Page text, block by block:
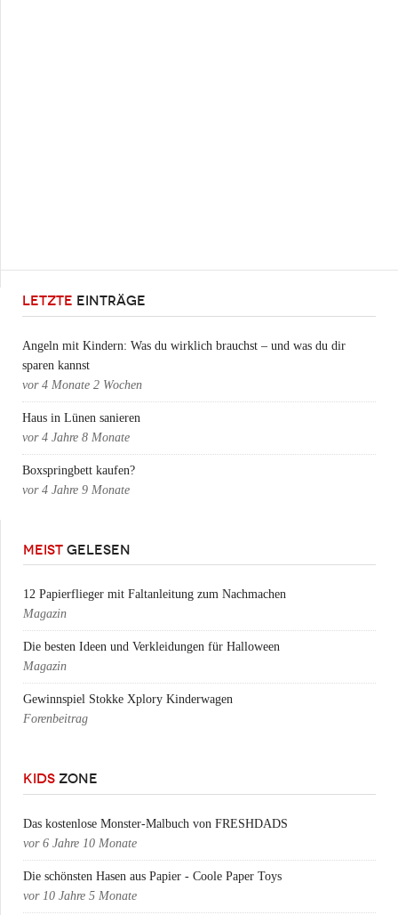
LETZTE EINTRÄGE
Angeln mit Kindern: Was du wirklich brauchst – und was du dir
sparen kannst
vor 4 Monate 2 Wochen
Haus in Lünen sanieren
vor 4 Jahre 8 Monate
Boxspringbett kaufen?
vor 4 Jahre 9 Monate
MEIST GELESEN
12 Papierflieger mit Faltanleitung zum Nachmachen
Magazin
Die besten Ideen und Verkleidungen für Halloween
Magazin
Gewinnspiel Stokke Xplory Kinderwagen
Forenbeitrag
KIDS ZONE
Das kostenlose Monster-Malbuch von FRESHDADS
vor 6 Jahre 10 Monate
Die schönsten Hasen aus Papier - Coole Paper Toys
vor 10 Jahre 5 Monate